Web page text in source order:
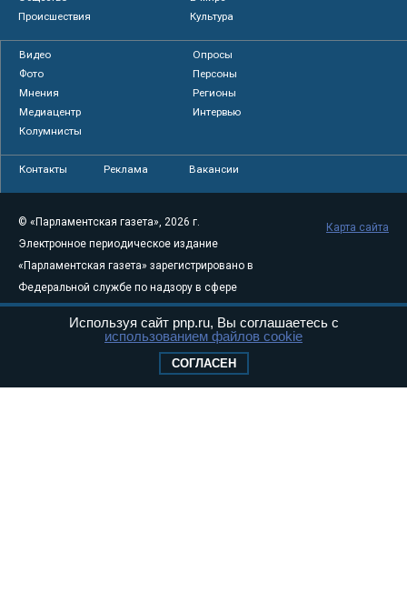
Происшествия
Культура
Видео
Опросы
Фото
Персоны
Мнения
Регионы
Медиацентр
Интервью
Колумнисты
Контакты Реклама Вакансии
© «Парламентская газета», 2026 г.
Электронное периодическое издание
«Парламентская газета» зарегистрировано в
Федеральной службе по надзору в сфере
связи, информационных технологий и
массовых коммуникаций (Роскомнадзор) 05
Свидетельство о регистрации Эл № ФС77-
Карта сайта
Используя сайт pnp.ru, Вы соглашаетесь с
использованием файлов cookie
СОГЛАСЕН